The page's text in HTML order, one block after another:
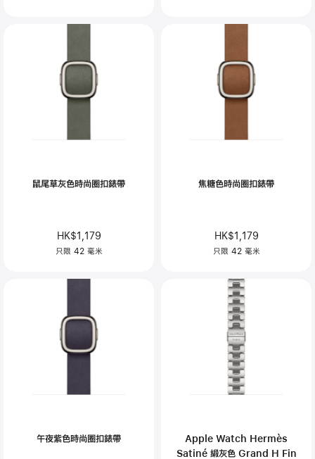
鼠尾草灰色時尚圈扣錶帶
HK$1,179
只限 42 毫米
焦糖色時尚圈扣錶帶
HK$1,179
只限 42 毫米
午夜紫色時尚圈扣錶帶
Apple Watch Hermès
Satiné 緞灰色 Grand H Fin